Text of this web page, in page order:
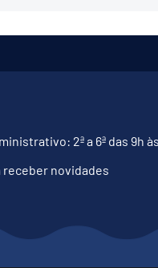
2ª a 6ª das 9h
novidades